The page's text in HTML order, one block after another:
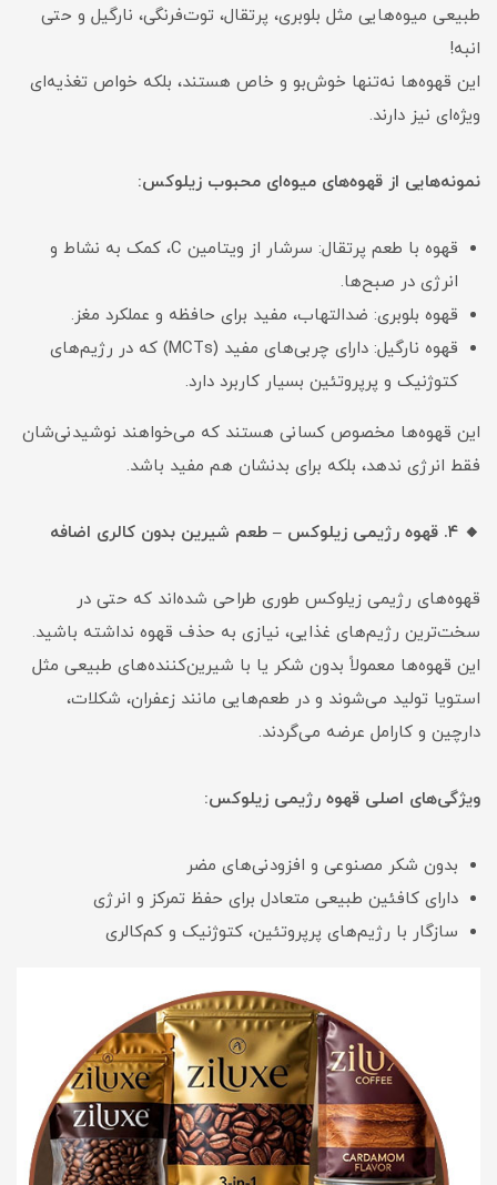
طبیعی میوه‌هایی مثل بلوبری، پرتقال، توت‌فرنگی، نارگیل و حتی
انبه!
این قهوه‌ها نه‌تنها خوش‌بو و خاص هستند، بلکه خواص تغذیه‌ای
ویژه‌ای نیز دارند.
نمونه‌هایی از قهوه‌های میوه‌ای محبوب زیلوکس:
قهوه با طعم پرتقال: سرشار از ویتامین C، کمک به نشاط و
انرژی در صبح‌ها.
قهوه بلوبری: ضدالتهاب، مفید برای حافظه و عملکرد مغز.
قهوه نارگیل: دارای چربی‌های مفید (MCTs) که در رژیم‌های
کتوژنیک و پرپروتئین بسیار کاربرد دارد.
این قهوه‌ها مخصوص کسانی هستند که می‌خواهند نوشیدنی‌شان
فقط انرژی ندهد، بلکه برای بدنشان هم مفید باشد.
🔸 ۴. قهوه رژیمی زیلوکس – طعم شیرین بدون کالری اضافه
قهوه‌های رژیمی زیلوکس طوری طراحی شده‌اند که حتی در
سخت‌ترین رژیم‌های غذایی، نیازی به حذف قهوه نداشته باشید.
این قهوه‌ها معمولاً بدون شکر یا با شیرین‌کننده‌های طبیعی مثل
استویا تولید می‌شوند و در طعم‌هایی مانند زعفران، شکلات،
دارچین و کارامل عرضه می‌گردند.
ویژگی‌های اصلی قهوه رژیمی زیلوکس:
بدون شکر مصنوعی و افزودنی‌های مضر
دارای کافئین طبیعی متعادل برای حفظ تمرکز و انرژی
سازگار با رژیم‌های پرپروتئین، کتوژنیک و کم‌کالری